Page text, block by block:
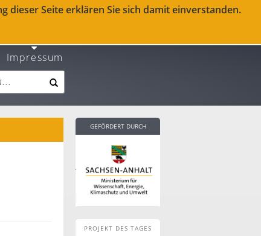
dieser Seite erklären Sie sich damit einverstanden.
Impressum
GEFÖRDERT DURCH
PROJEKT DES TAGES